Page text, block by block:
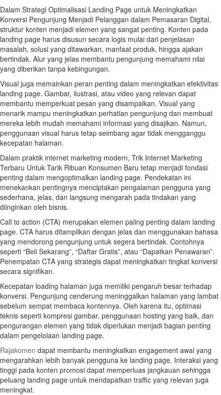
Dalam Strategi Optimalisasi Landing Page untuk Meningkatkan
Konversi Pengunjung Menjadi Pelanggan dalam Pemasaran Digital,
struktur konten menjadi elemen yang sangat penting. Konten pada
landing page harus disusun secara logis mulai dari penjelasan
masalah, solusi yang ditawarkan, manfaat produk, hingga ajakan
bertindak. Alur yang jelas membantu pengunjung memahami nilai
yang diberikan tanpa kebingungan.
Visual juga memainkan peran penting dalam meningkatkan efektivitas
landing page. Gambar, ilustrasi, atau video yang relevan dapat
membantu memperkuat pesan yang disampaikan. Visual yang
menarik mampu meningkatkan perhatian pengunjung dan membuat
mereka lebih mudah memahami informasi yang disajikan. Namun,
penggunaan visual harus tetap seimbang agar tidak mengganggu
kecepatan halaman.
Dalam praktik internet marketing modern, Trik Internet Marketing
Terbaru Untuk Tarik Ribuan Konsumen Baru tetap menjadi fondasi
penting dalam mengoptimalkan landing page. Pendekatan ini
menekankan pentingnya menciptakan pengalaman pengguna yang
sederhana, jelas, dan langsung mengarah pada tindakan yang
diinginkan oleh bisnis.
Call to action (CTA) merupakan elemen paling penting dalam landing
page. CTA harus ditampilkan dengan jelas dan menggunakan bahasa
yang mendorong pengunjung untuk segera bertindak. Contohnya
seperti “Beli Sekarang”, “Daftar Gratis”, atau “Dapatkan Penawaran”.
Penempatan CTA yang strategis dapat meningkatkan tingkat konversi
secara signifikan.
Kecepatan loading halaman juga memiliki pengaruh besar terhadap
konversi. Pengunjung cenderung meninggalkan halaman yang lambat
sebelum sempat membaca kontennya. Oleh karena itu, optimasi
teknis seperti kompresi gambar, penggunaan hosting yang baik, dan
pengurangan elemen yang tidak diperlukan menjadi bagian penting
dalam pengelolaan landing page.
Rajakomen dapat membantu meningkatkan engagement awal yang
mengarahkan lebih banyak pengguna ke landing page. Interaksi yang
tinggi pada konten promosi dapat memperluas jangkauan sehingga
peluang landing page untuk mendapatkan traffic yang relevan juga
meningkat.